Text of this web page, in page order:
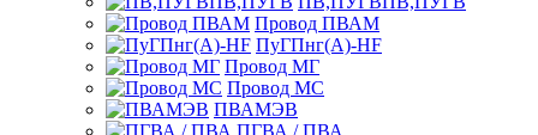
Провод ПВАМ
ПуГПнг(A)-HF
Провод МГ
Провод МС
ПВАМЭВ
ПГВА / ПВА